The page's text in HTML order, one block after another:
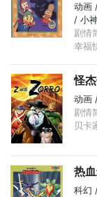
动画
/ 小
剧情
幸福
先生
...
怪
动画
剧情
贝卡
热
科幻